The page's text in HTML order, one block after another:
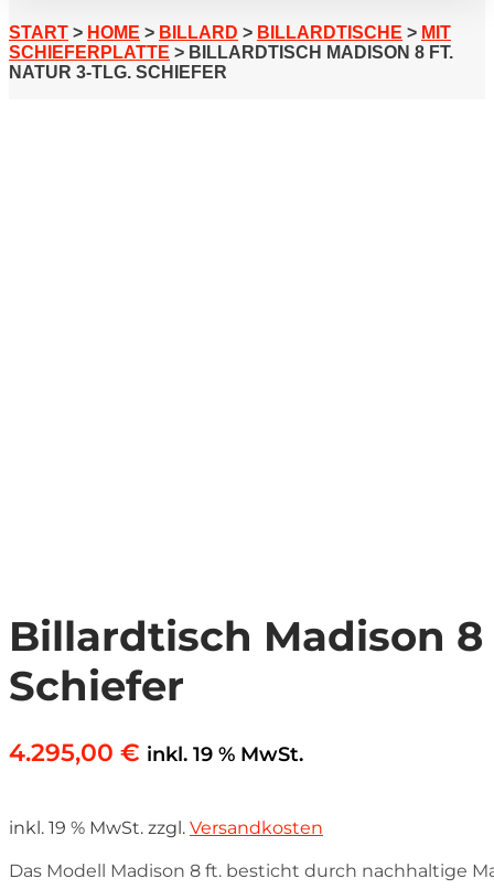
START > HOME > BILLARD > BILLARDTISCHE > MIT
SCHIEFERPLATTE > BILLARDTISCH MADISON 8 FT.
NATUR 3-TLG. SCHIEFER
Billardtisch Madison
Schiefer
4.295,00 € inkl. 19 % MwSt.
inkl. 19 % MwSt. zzgl. Versandkosten
Das Modell Madison 8 ft. besticht durch nachhaltige